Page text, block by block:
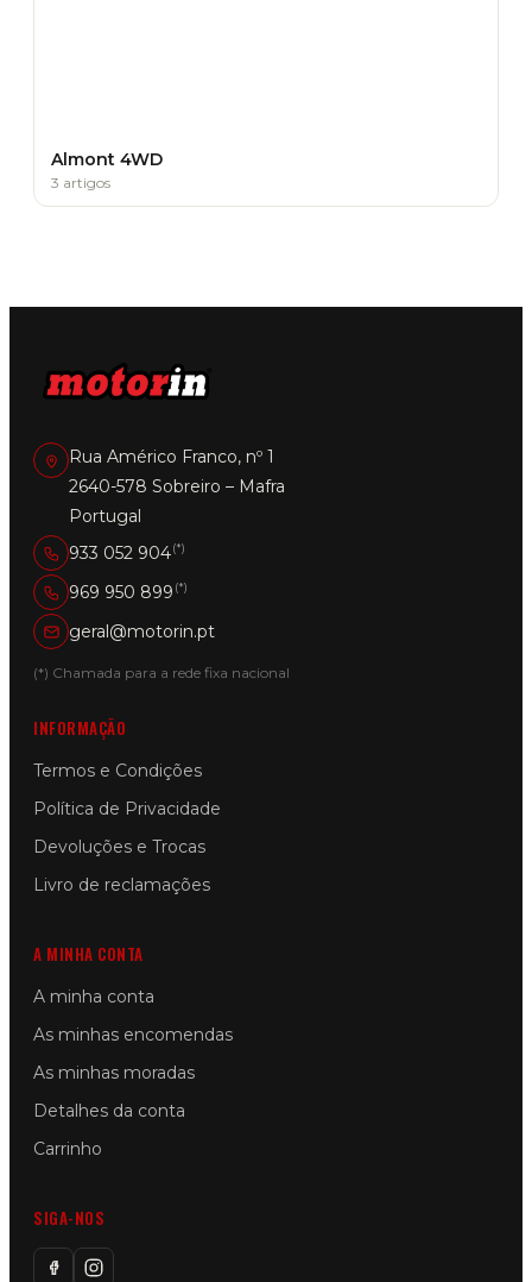
Almont 4WD
3 artigos
Rua Américo Franco, nº 1
2640-578 Sobreiro – Mafra
Portugal
933 052 904(*)
969 950 899 (*)
geral@motorin.pt
(*) Chamada para a rede fixa nacional
INFORMAÇÃO
Termos e Condições
Política de Privacidade
Devoluções e Trocas
Livro de reclamações
A MINHA CONTA
A minha conta
As minhas encomendas
As minhas moradas
Detalhes da conta
Carrinho
SIGA-NOS